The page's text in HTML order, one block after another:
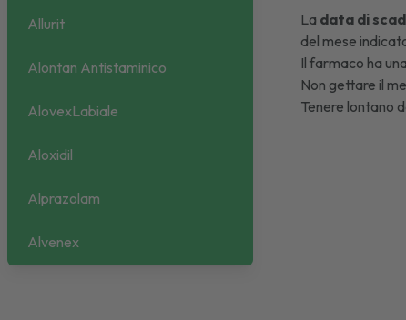
Allurit
Alontan Antistaminico
AlovexLabiale
Aloxidil
Alprazolam
Alvenex
La data di
del mese
Il farmaco ha
Non gettare il
Tenere lontano